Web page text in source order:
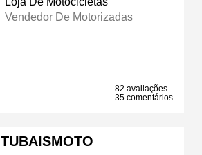
Vendedor De Motorizadas
82 avaliações
35 comentários
TUBAISMOTO